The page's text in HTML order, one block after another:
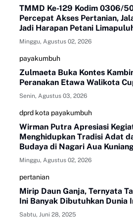
TMMD Ke-129 Kodim 0306/
Percepat Akses Pertanian,
Jadi Harapan Petani
Minggu, Agustus 02, 2026
payakumbuh
Zulmaeta Buka Kontes
Peranakan Etawa Walikota
Senin, Agustus 03, 2026
dprd kota payakumbuh
Wirman Putra Apresiasi
Menghidupkan Tradisi Adat
Budaya di Nagari Aua
Minggu, Agustus 02, 2026
pertanian
Mirip Daun Ganja, Ternyata
Ini Banyak Dibutuhkan Dunia
Sabtu, Juni 28, 2025